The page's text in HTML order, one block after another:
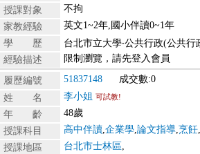
授課對象
不拘
家教經驗
英文1~2年,國小伴讀0~1年
學 歷
台北市立大學‧公共行政(公共行
經驗描述
限制瀏覽，請先登入會員
履歷編號 51837148
成交數:0
姓 名
李小姐 可試教!
年 齡
48歲
授課科目
高中伴讀,企業學,論文指導,烹飪,
授課地區
台北市士林區,